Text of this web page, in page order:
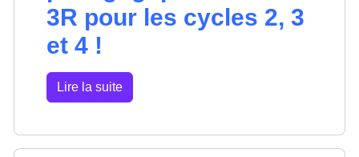
3R pour les cycles 2, 3
et 4 !
Lire la suite